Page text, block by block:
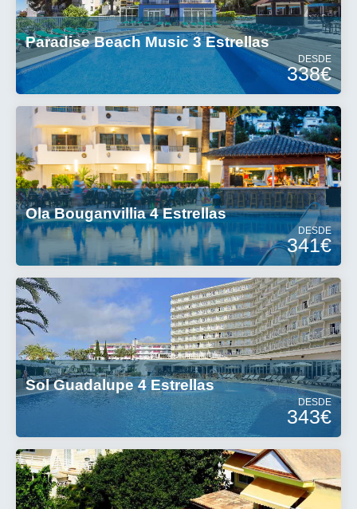
Paradise Beach Music 3 Estrellas
DESDE
338€
Ola Bouganvillia 4 Estrellas
DESDE
341€
Sol Guadalupe 4 Estrellas
DESDE
343€